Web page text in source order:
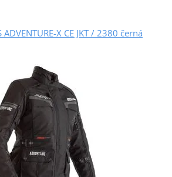
ADVENTURE-X CE JKT / 2380 černá